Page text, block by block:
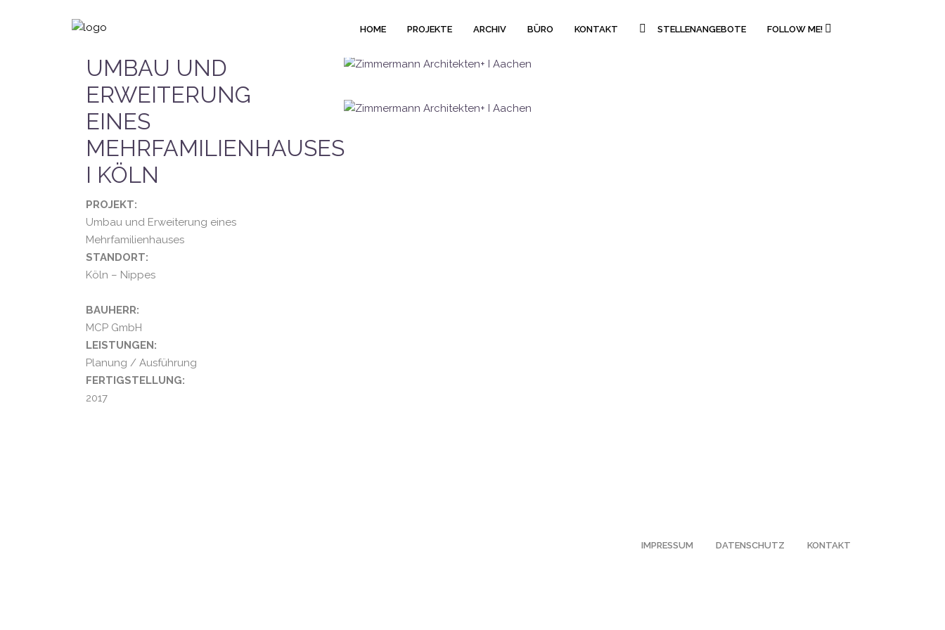
HOME PROJEKTE ARCHIV BÜRO KONTAKT STELLENANGEBOTE FOLLOW ME!
UMBAU UND
ERWEITERUNG
EINES
MEHRFAMILIENHAUSES
I KÖLN
PROJEKT:
Umbau und Erweiterung eines
Mehrfamilienhauses
STANDORT:
Köln – Nippes
BAUHERR:
MCP GmbH
LEISTUNGEN:
Planung / Ausführung
FERTIGSTELLUNG:
2017
IMPRESSUM DATENSCHUTZ KONTAKT